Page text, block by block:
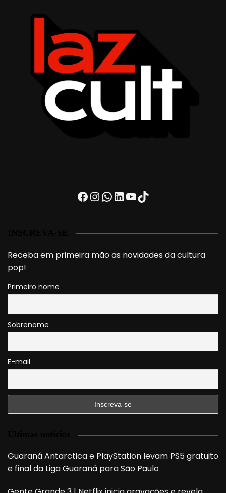
Facebook
Instagram
WhatsApp
LinkedIn
Youtube
TikTok
Receba em primeira mão as novidades da cultura
pop!
Primeiro nome
Sobrenome
E-mail
Guaraná Antarctica e PlayStation levam PS5 gratuito
e final da Liga Guaraná para São Paulo